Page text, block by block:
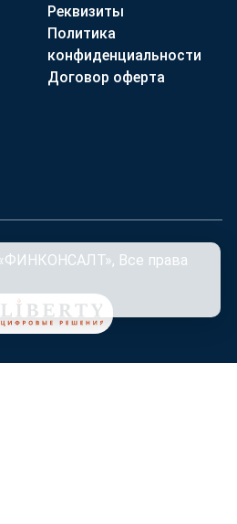
Реквизиты
Политика
конфиденциальности
Договор оферта
Все права